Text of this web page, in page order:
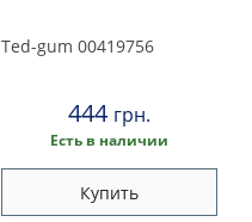
Ted-gum 00419756
444 грн.
Есть в наличии
Купить